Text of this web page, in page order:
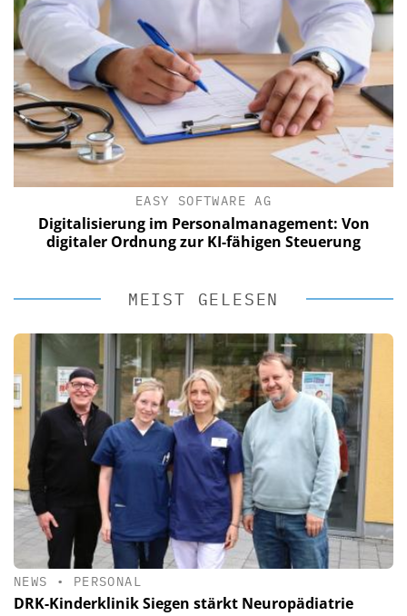
EASY SOFTWARE AG
Digitalisierung im Personalmanagement: Von
digitaler Ordnung zur KI-fähigen Steuerung
MEIST GELESEN
NEWS • PERSONAL
DRK-Kinderklinik Siegen stärkt Neuropädiatrie